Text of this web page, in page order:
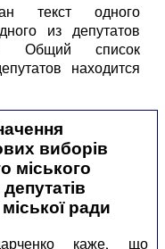
текст одного
из депутатов
Общий список
находится
виборів
міського
ради
каже, що